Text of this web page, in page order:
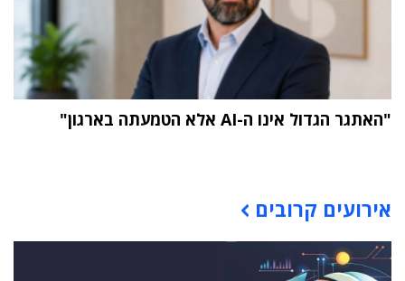
"האתגר הגדול אינו ה-AI אלא הטמעתה בארגון"
אירועים קרובים